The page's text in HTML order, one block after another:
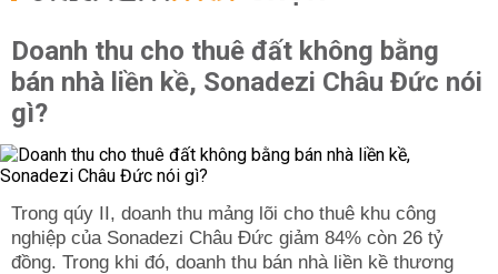
Doanh thu cho thuê đất không bằng
bán nhà liền kề, Sonadezi Châu Đức nói
gì?
Trong qúy II, doanh thu mảng lõi cho thuê khu công
nghiệp của Sonadezi Châu Đức giảm 84% còn 26 tỷ
đồng. Trong khi đó, doanh thu bán nhà liền kề thương